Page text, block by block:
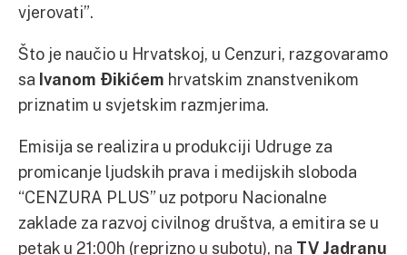
vjerovati”.
Što je naučio u Hrvatskoj, u Cenzuri, razgovaramo
sa Ivanom Đikićem hrvatskim znanstvenikom
priznatim u svjetskim razmjerima.
Emisija se realizira u produkciji Udruge za
promicanje ljudskih prava i medijskih sloboda
“CENZURA PLUS” uz potporu Nacionalne
zaklade za razvoj civilnog društva, a emitira se u
petak u 21:00h (reprizno u subotu), na TV Jadranu